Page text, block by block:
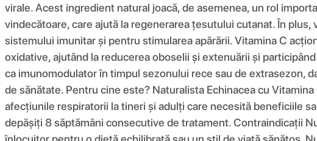
virale. Acest ingredient natural joacă, de asemenea, un rol
vindecătoare, care ajută la regenerarea țesutului cutanat. În
sistemului imunitar și pentru stimularea apărării. Vitamina C
oxidative, ajutând la reducerea oboselii și extenuării și
ca imunomodulator în timpul sezonului rece sau de extrasezon,
de sănătate. Pentru cine este? Naturalista Echinacea cu
afecțiunile respiratorii la tineri și adulți care necesită beneficiile
depășiți 8 săptămâni consecutive de tratament. Contraindicații